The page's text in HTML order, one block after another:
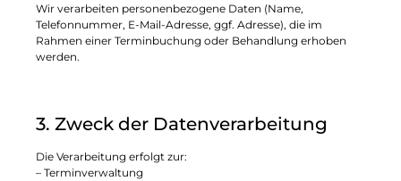
Wir verarbeiten personenbezogene Daten (Name,
Telefonnummer, E-Mail-Adresse, ggf. Adresse), die im
Rahmen einer Terminbuchung oder Behandlung erhoben
werden.
3. Zweck der Datenverarbeitung
Die Verarbeitung erfolgt zur:
– Terminverwaltung